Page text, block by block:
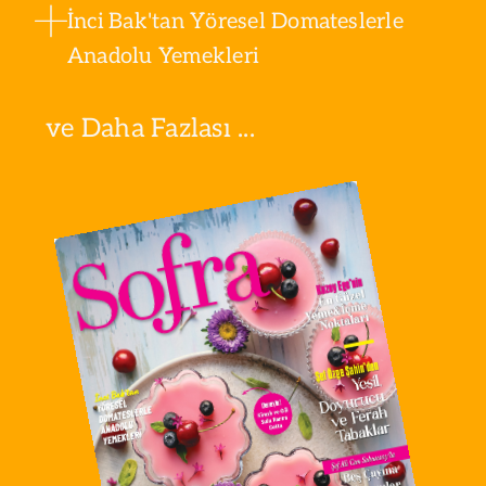
İnci Bak'tan Yöresel Domateslerle
Anadolu Yemekleri
ve Daha Fazlası ...